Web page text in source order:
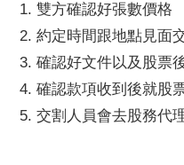
雙方確認好張數價格
約定時間跟地點見面
確認好文件以及股票
確認款項收到後就股
交割人員會去股務代